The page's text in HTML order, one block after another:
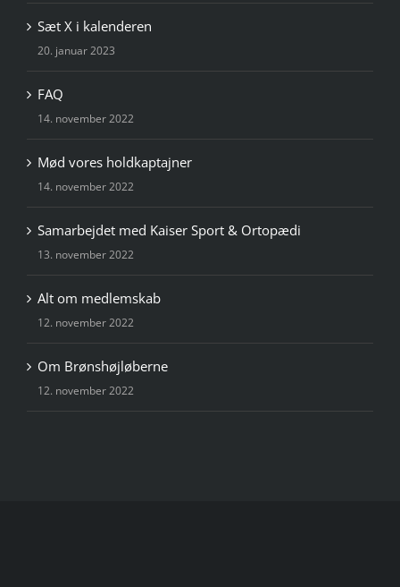
Sæt X i kalenderen
20. januar 2023
FAQ
14. november 2022
Mød vores holdkaptajner
14. november 2022
Samarbejdet med Kaiser Sport & Ortopædi
13. november 2022
Alt om medlemskab
12. november 2022
Om Brønshøjløberne
12. november 2022